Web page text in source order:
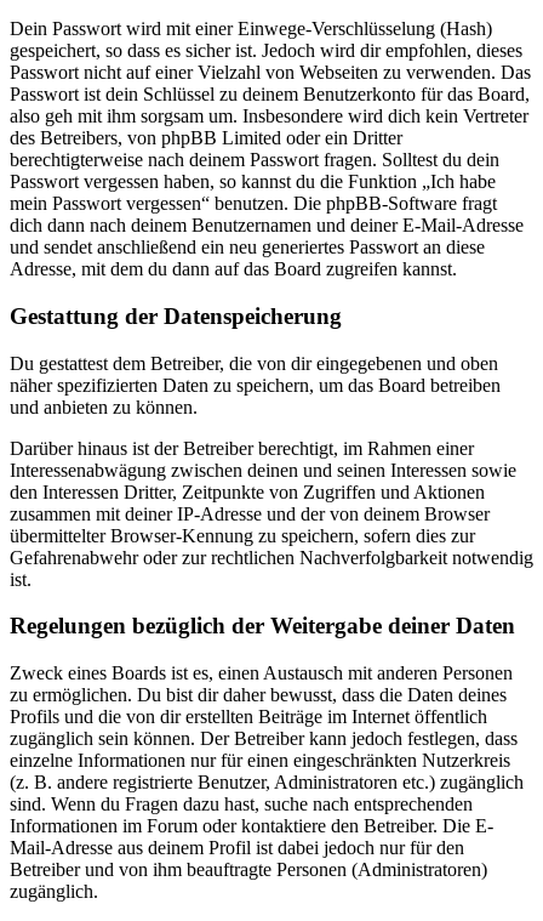
Dein Passwort wird mit einer Einwege-Verschlüsselung (Hash)
gespeichert, so dass es sicher ist. Jedoch wird dir empfohlen, dieses
Passwort nicht auf einer Vielzahl von Webseiten zu verwenden. Das
Passwort ist dein Schlüssel zu deinem Benutzerkonto für das Board,
also geh mit ihm sorgsam um. Insbesondere wird dich kein Vertreter
des Betreibers, von phpBB Limited oder ein Dritter
berechtigterweise nach deinem Passwort fragen. Solltest du dein
Passwort vergessen haben, so kannst du die Funktion „Ich habe
mein Passwort vergessen“ benutzen. Die phpBB-Software fragt
dich dann nach deinem Benutzernamen und deiner E-Mail-Adresse
und sendet anschließend ein neu generiertes Passwort an diese
Adresse, mit dem du dann auf das Board zugreifen kannst.
Gestattung der Datenspeicherung
Du gestattest dem Betreiber, die von dir eingegebenen und oben
näher spezifizierten Daten zu speichern, um das Board betreiben
und anbieten zu können.
Darüber hinaus ist der Betreiber berechtigt, im Rahmen einer
Interessenabwägung zwischen deinen und seinen Interessen sowie
den Interessen Dritter, Zeitpunkte von Zugriffen und Aktionen
zusammen mit deiner IP-Adresse und der von deinem Browser
übermittelter Browser-Kennung zu speichern, sofern dies zur
Gefahrenabwehr oder zur rechtlichen Nachverfolgbarkeit notwendig
ist.
Regelungen bezüglich der Weitergabe deiner Daten
Zweck eines Boards ist es, einen Austausch mit anderen Personen
zu ermöglichen. Du bist dir daher bewusst, dass die Daten deines
Profils und die von dir erstellten Beiträge im Internet öffentlich
zugänglich sein können. Der Betreiber kann jedoch festlegen, dass
einzelne Informationen nur für einen eingeschränkten Nutzerkreis
(z. B. andere registrierte Benutzer, Administratoren etc.) zugänglich
sind. Wenn du Fragen dazu hast, suche nach entsprechenden
Informationen im Forum oder kontaktiere den Betreiber. Die E-
Mail-Adresse aus deinem Profil ist dabei jedoch nur für den
Betreiber und von ihm beauftragte Personen (Administratoren)
zugänglich.